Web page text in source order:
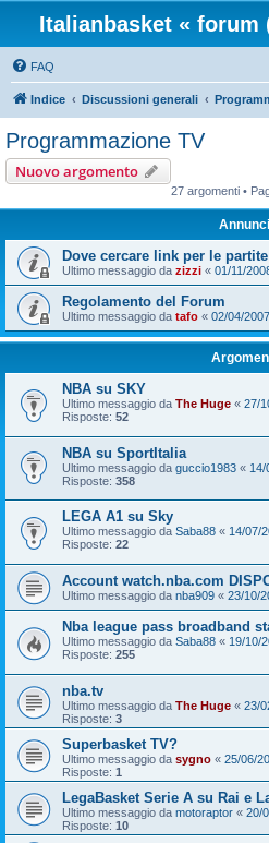
Italianbasket «
FAQ
Indice Discussioni generali
Programmazione TV
Nuovo argomento
27 argomenti •
Annunci
Dove cercare link per le
Ultimo messaggio da zizzi « 01/11/
Regolamento del Forum
Ultimo messaggio da tafo « 02/04/
NBA su SKY
Ultimo messaggio da The Huge « 27/
Risposte: 52
NBA su SportItalia
Ultimo messaggio da guccio1983 « 14/
Risposte: 358
LEGA A1 su Sky
Ultimo messaggio da Saba88 « 14/07/
Risposte: 22
Account watch.nba.com
Ultimo messaggio da nba909 « 23/10/
Nba league pass broadband
Ultimo messaggio da Saba88 « 19/10/
Risposte: 255
nba.tv
Ultimo messaggio da The Huge « 23/
Risposte: 3
Superbasket TV?
Ultimo messaggio da sygno « 25/06/
Risposte: 1
LegaBasket Serie A su Rai e
Ultimo messaggio da motoraptor « 20/
Risposte: 10